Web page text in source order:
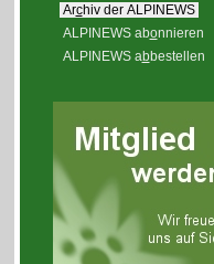
Archiv der ALPINEWS
ALPINEWS abonnieren
ALPINEWS abbestellen